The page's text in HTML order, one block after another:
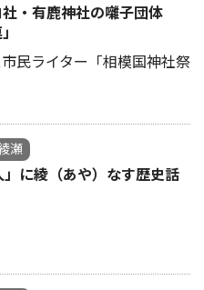
・有鹿神社の囃子団体
民ライター「相模国神社祭
瀬
」に綾（あや）なす歴史話